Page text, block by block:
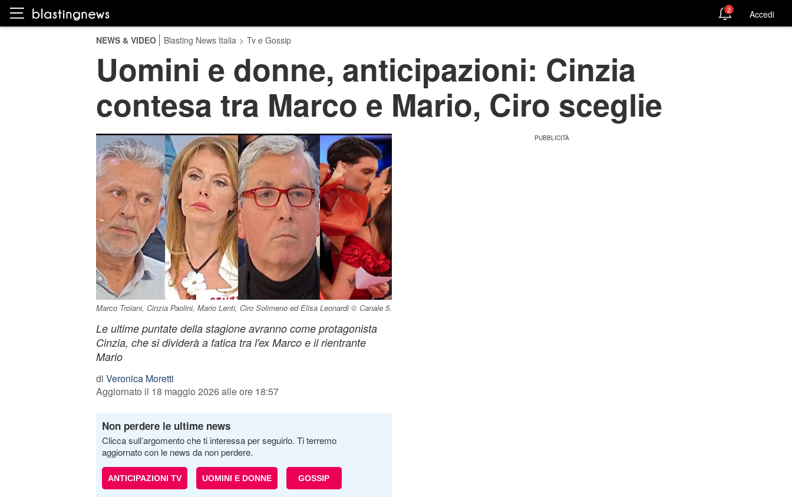
2 Accedi
NEWS & VIDEO Blasting News Italia > Tv e Gossip
Uomini e donne, anticipazioni: Cinzia
contesa tra Marco e Mario, Ciro sceglie
Marco Troiani, Cinzia Paolini, Mario Lenti, Ciro Solimeno ed Elisa Leonardi © Canale 5.
Le ultime puntate della stagione avranno come protagonista
Cinzia, che si dividerà a fatica tra l'ex Marco e il rientrante
Mario
di Veronica Moretti
Aggiornato il 18 maggio 2026 alle ore 18:57
Non perdere le ultime news
Clicca sull’argomento che ti interessa per seguirlo. Ti terremo
aggiornato con le news da non perdere.
ANTICIPAZIONI TV UOMINI E DONNE GOSSIP